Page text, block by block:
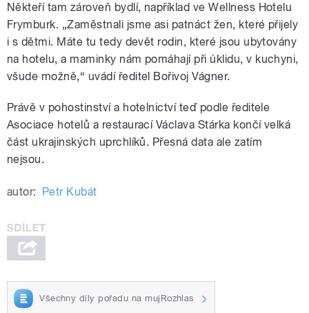
Někteří tam zároveň bydlí, například ve Wellness Hotelu
Frymburk. „Zaměstnali jsme asi patnáct žen, které přijely
i s dětmi. Máte tu tedy devět rodin, které jsou ubytovány
na hotelu, a maminky nám pomáhají při úklidu, v kuchyni,
všude možně,“ uvádí ředitel Bořivoj Vágner.
Právě v pohostinství a hotelnictví teď podle ředitele
Asociace hotelů a restaurací Václava Stárka končí velká
část ukrajinských uprchlíků. Přesná data ale zatím
nejsou.
autor: Petr Kubát
Všechny díly pořadu na mujRozhlas